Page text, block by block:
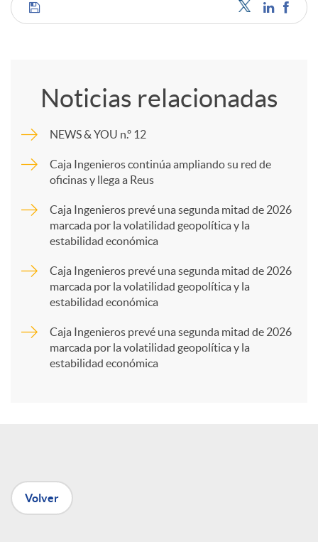
C
p
a
n
Noticias relacionadas
NEWS & YOU n.º 12
Caja Ingenieros continúa ampliando su red de
oficinas y llega a Reus
Caja Ingenieros prevé una segunda mitad de 2026
marcada por la volatilidad geopolítica y la
estabilidad económica
Caja Ingenieros prevé una segunda mitad de 2026
marcada por la volatilidad geopolítica y la
estabilidad económica
Caja Ingenieros prevé una segunda mitad de 2026
marcada por la volatilidad geopolítica y la
estabilidad económica
Volver